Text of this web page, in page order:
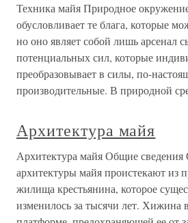
Техника майя Природное
обусловливает те блага, которые
но оно являет собой лишь арсенал
потенциальных сил, которые
преобразовывает в силы, по-
производительные. В природной
Архитектура майя
Архитектура майя Общие
архитектуры майя проистекают из
жилища крестьянина, которое
изменилось за тысячи лет. Хижина